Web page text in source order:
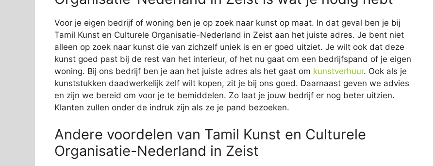
Voor je eigen bedrijf of woning ben je op zoek naar kunst op maat. In dat geval ben je bij
Tamil Kunst en Culturele Organisatie-Nederland in Zeist aan het juiste adres. Je bent niet
alleen op zoek naar kunst die van zichzelf uniek is en er goed uitziet. Je wilt ook dat deze
kunst goed past bij de rest van het interieur, of het nu gaat om een bedrijfspand of je eigen
woning. Bij ons bedrijf ben je aan het juiste adres als het gaat om kunstverhuur. Ook als je
kunststukken daadwerkelijk zelf wilt kopen, zit je bij ons goed. Daarnaast geven we advies
en zijn we bereid om voor je te bemiddelen. Zo laat je jouw bedrijf er nog beter uitzien.
Klanten zullen onder de indruk zijn als ze je pand bezoeken.
Andere voordelen van Tamil Kunst en Culturele
Organisatie-Nederland in Zeist